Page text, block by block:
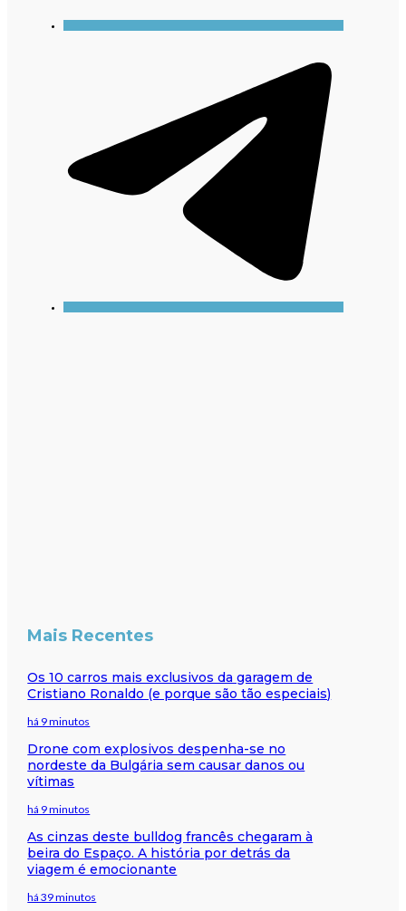
Mais Recentes
Os 10 carros mais exclusivos da garagem de
Cristiano Ronaldo (e porque são tão especiais)
há 9 minutos
Drone com explosivos despenha-se no
nordeste da Bulgária sem causar danos ou
vítimas
há 9 minutos
As cinzas deste bulldog francês chegaram à
beira do Espaço. A história por detrás da
viagem é emocionante
há 39 minutos